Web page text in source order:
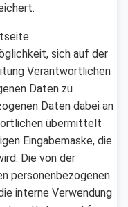
sich auf der
Verantwortlichen
Daten zu
Daten dabei an
übermittelt
Eingabemaske, die
Die von der
personenbezogenen
interne Verwendung